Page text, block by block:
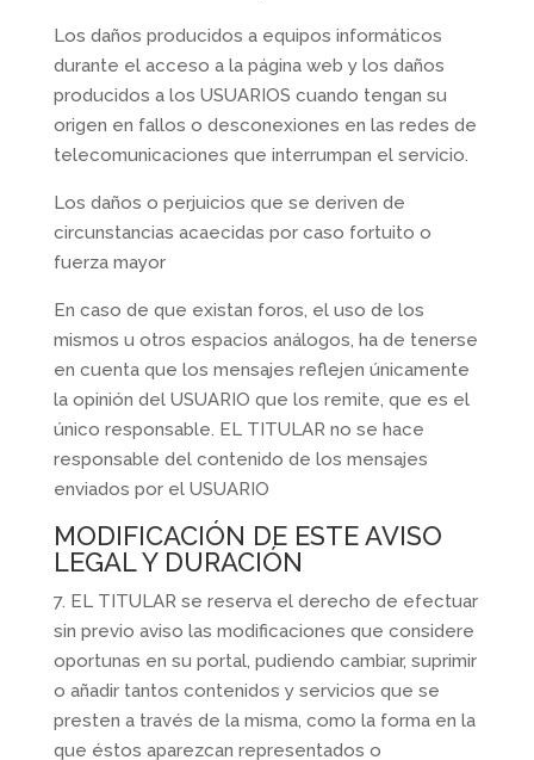
Los daños producidos a equipos informáticos
durante el acceso a la página web y los daños
producidos a los USUARIOS cuando tengan su
origen en fallos o desconexiones en las redes de
telecomunicaciones que interrumpan el servicio.
Los daños o perjuicios que se deriven de
circunstancias acaecidas por caso fortuito o
fuerza mayor
En caso de que existan foros, el uso de los
mismos u otros espacios análogos, ha de tenerse
en cuenta que los mensajes reflejen únicamente
la opinión del USUARIO que los remite, que es el
único responsable. EL TITULAR no se hace
responsable del contenido de los mensajes
enviados por el USUARIO
MODIFICACIÓN DE ESTE AVISO
LEGAL Y DURACIÓN
7. EL TITULAR se reserva el derecho de efectuar
sin previo aviso las modificaciones que considere
oportunas en su portal, pudiendo cambiar, suprimir
o añadir tantos contenidos y servicios que se
presten a través de la misma, como la forma en la
que éstos aparezcan representados o